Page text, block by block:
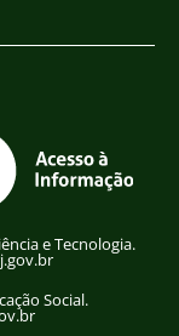
e Tecnologia.
Social.